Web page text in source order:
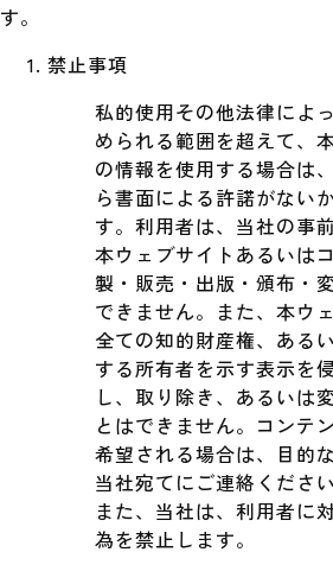
す。
禁止事項
私的使用その他法律によ
められる範囲を超えて、
の情報を使用する場合は
ら書面による許諾がない
す。利用者は、当社の事
本ウェブサイトあるいは
製・販売・出版・頒布・
できません。また、本ウ
全ての知的財産権、ある
する所有者を示す表示を
し、取り除き、あるいは
とはできません。コンテ
希望される場合は、目的
当社宛てにご連絡ください
また、当社は、利用者に
為を禁止します。